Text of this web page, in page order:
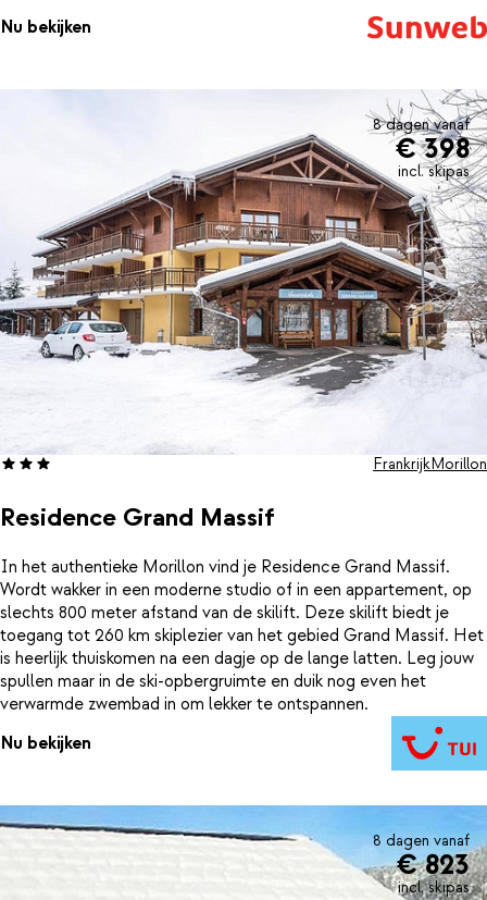
gemakkelijk te voet te bereiken. Schuif 's avonds aan in een van
Nu bekijken
8 dagen vanaf
€ 398
incl. skipas
Residence Grand Massif
FrankrijkMorillon
In het authentieke Morillon vind je Residence Grand Massif.
Wordt wakker in een moderne studio of in een appartement, op
slechts 800 meter afstand van de skilift. Deze skilift biedt je
toegang tot 260 km skiplezier van het gebied Grand Massif. Het
is heerlijk thuiskomen na een dagje op de lange latten. Leg jouw
spullen maar in de ski-opbergruimte en duik nog even het
verwarmde zwembad in om lekker te ontspannen.
Nu bekijken
8 dagen vanaf
€ 823
incl. skipas